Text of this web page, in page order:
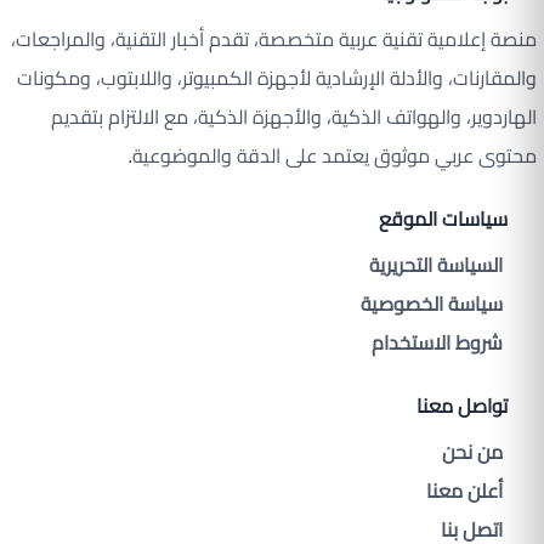
منصة إعلامية تقنية عربية متخصصة، تقدم أخبار التقنية، والمراجعات،
والمقارنات، والأدلة الإرشادية لأجهزة الكمبيوتر، واللابتوب، ومكونات
الهاردوير، والهواتف الذكية، والأجهزة الذكية، مع الالتزام بتقديم
محتوى عربي موثوق يعتمد على الدقة والموضوعية.
سياسات الموقع
السياسة التحريرية
سياسة الخصوصية
شروط الاستخدام
تواصل معنا
من نحن
أعلن معنا
اتصل بنا